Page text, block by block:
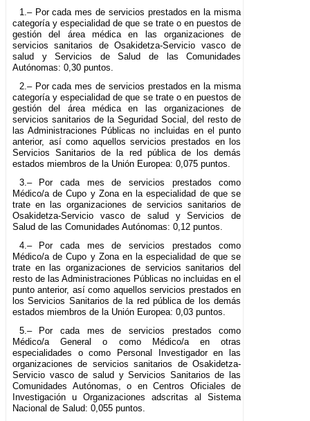
1.– Por cada mes de servicios prestados en la misma
categoría y especialidad de que se trate o en puestos de
gestión del área médica en las organizaciones de
servicios sanitarios de Osakidetza-Servicio vasco de
salud y Servicios de Salud de las Comunidades
Autónomas: 0,30 puntos.
2.– Por cada mes de servicios prestados en la misma
categoría y especialidad de que se trate o en puestos de
gestión del área médica en las organizaciones de
servicios sanitarios de la Seguridad Social, del resto de
las Administraciones Públicas no incluidas en el punto
anterior, así como aquellos servicios prestados en los
Servicios Sanitarios de la red pública de los demás
estados miembros de la Unión Europea: 0,075 puntos.
3.– Por cada mes de servicios prestados como
Médico/a de Cupo y Zona en la especialidad de que se
trate en las organizaciones de servicios sanitarios de
Osakidetza-Servicio vasco de salud y Servicios de
Salud de las Comunidades Autónomas: 0,12 puntos.
4.– Por cada mes de servicios prestados como
Médico/a de Cupo y Zona en la especialidad de que se
trate en las organizaciones de servicios sanitarios del
resto de las Administraciones Públicas no incluidas en el
punto anterior, así como aquellos servicios prestados en
los Servicios Sanitarios de la red pública de los demás
estados miembros de la Unión Europea: 0,03 puntos.
5.– Por cada mes de servicios prestados como
Médico/a General o como Médico/a en otras
especialidades o como Personal Investigador en las
organizaciones de servicios sanitarios de Osakidetza-
Servicio vasco de salud y Servicios Sanitarios de las
Comunidades Autónomas, o en Centros Oficiales de
Investigación u Organizaciones adscritas al Sistema
Nacional de Salud: 0,055 puntos.